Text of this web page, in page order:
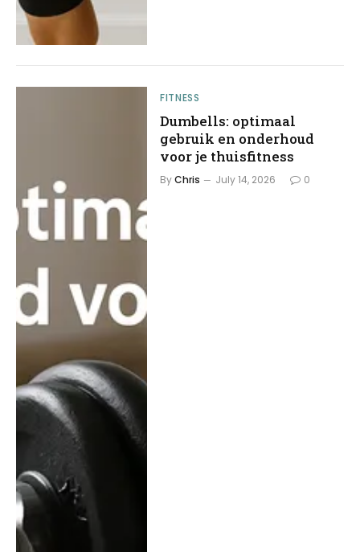
FITNESS
Dumbells: optimaal
gebruik en onderhoud
voor je thuisfitness
ByChris July 14, 2026 0